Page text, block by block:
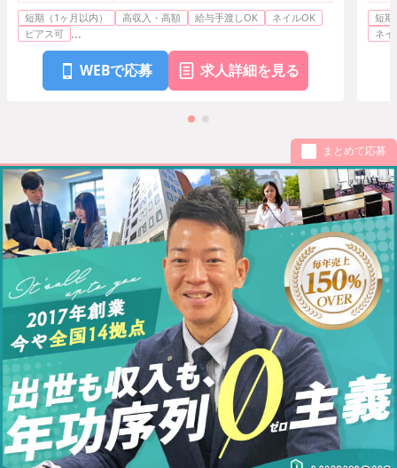
短期（1ヶ月以内） 高収入・高額 給与手渡しOK
ネイルOK
ピアス可
...
WEBで応募 求人詳細を見る
短期
ネ
まとめて応募